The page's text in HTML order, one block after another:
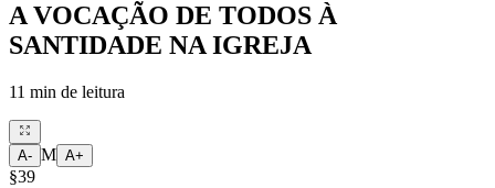
A VOCAÇÃO DE TODOS À
SANTIDADE NA IGREJA
11 min de leitura
A- M A+
§39